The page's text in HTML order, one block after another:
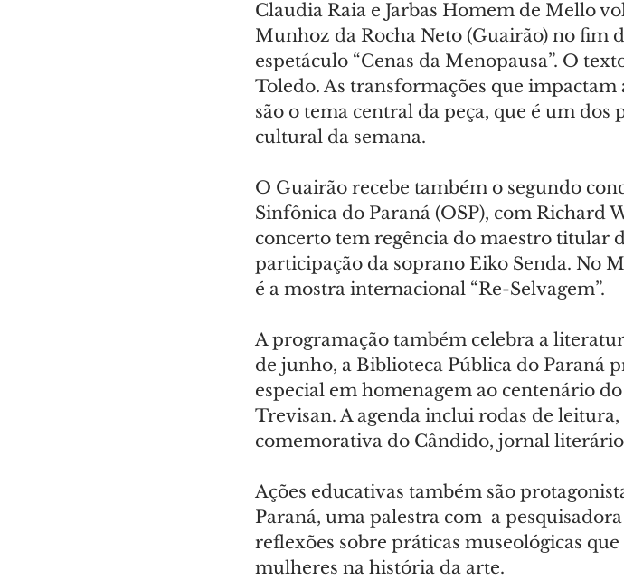
Claudia Raia e Jarbas Homem de Mello
Munhoz da Rocha Neto (Guairão) no fim
espetáculo “Cenas da Menopausa”. O
Toledo. As transformações que
são o tema central da peça, que é um dos
cultural da semana.
O Guairão recebe também o segundo
Sinfônica do Paraná (OSP), com Richard
concerto tem regência do maestro titular
participação da soprano Eiko Senda. No
é a mostra internacional “Re-Selvagem”.
A programação também celebra a
de junho, a Biblioteca Pública do Paraná
especial em homenagem ao centenário
Trevisan. A agenda inclui rodas de
comemorativa do Cândido, jornal literário
Ações educativas também são
Paraná, uma palestra com  a
reflexões sobre práticas museológicas
mulheres na história da arte.